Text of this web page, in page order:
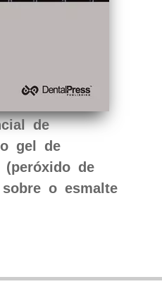
de
gel de
(peróxido de
o esmalte